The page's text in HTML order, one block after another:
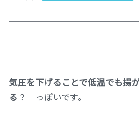
気圧を下げることで低温でも揚
る ？ っぽいです。